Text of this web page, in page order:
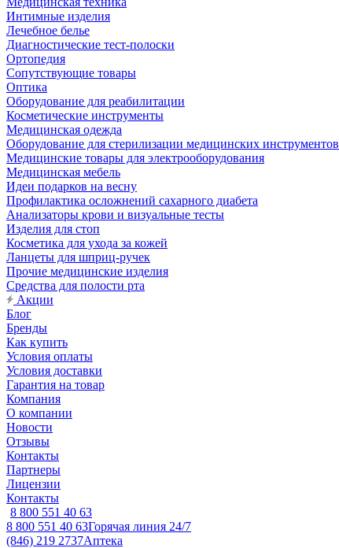
Интимные изделия
Лечебное белье
Диагностические тест-полоски
Ортопедия
Сопутствующие товары
Оптика
Оборудование для реабилитации
Косметические инструменты
Медицинская одежда
Оборудование для стерилизации медицинских инструментов
Медицинские товары для электрооборудования
Медицинская мебель
Идеи подарков на весну
Профилактика осложнений сахарного диабета
Анализаторы крови и визуальные тесты
Изделия для стоп
Косметика для ухода за кожей
Ланцеты для шприц-ручек
Прочие медицинские изделия
Средства для полости рта
Акции
Блог
Бренды
Как купить
Условия оплаты
Условия доставки
Гарантия на товар
Компания
О компании
Новости
Отзывы
Контакты
Партнеры
Лицензии
Контакты
8 800 551 40 63
8 800 551 40 63Горячая линия 24/7
(846) 219 2737Аптека